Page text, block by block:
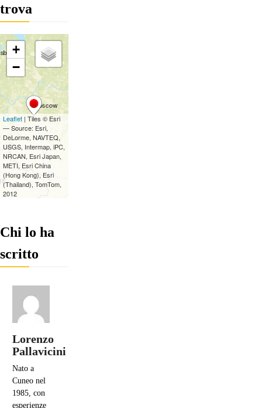
trova
Chi lo ha
scritto
Lorenzo
Pallavicini
Nato a
Cuneo nel
1985, con
esperienze